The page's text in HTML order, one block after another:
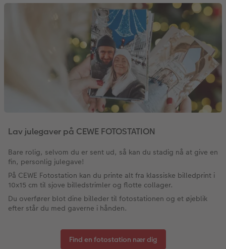
Lav julegaver på CEWE FOTOSTATION
Bare rolig, selvom du er sent ud, så kan du stadig nå at give en
fin, personlig julegave!
På CEWE Fotostation kan du printe alt fra klassiske billedprint i
10x15 cm til sjove billedstrimler og flotte collager.
Du overfører blot dine billeder til fotostationen og et øjeblik
efter står du med gaverne i hånden.
Find en fotostation nær dig